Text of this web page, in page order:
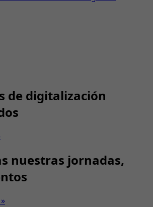
de digitalización
nuestras jornadas,